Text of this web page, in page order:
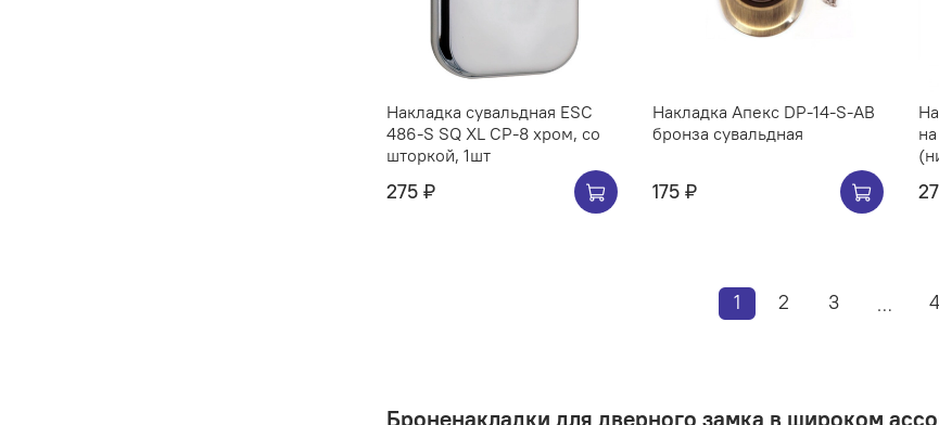
Накладка сувальдная ESC
486-S SQ XL CP-8 хром, со
шторкой, 1шт
275 ₽
Накладка Апекс DP-14-S-AB
бронза сувальдная
175 ₽
1 2 3 …
Броненакладки для дверного замка в широком